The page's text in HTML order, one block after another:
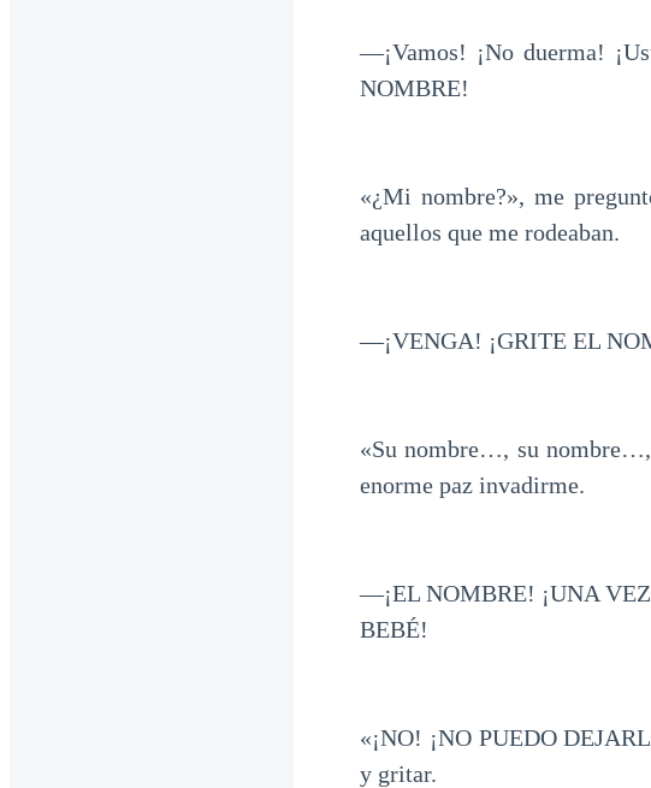
—¡Vamos! ¡No duerma!
NOMBRE!
«¿Mi nombre?», me
aquellos que me rodeaban.
—¡VENGA! ¡GRITE EL
«Su nombre…, su
enorme paz invadirme.
—¡EL NOMBRE! ¡UNA
BEBÉ!
«¡NO! ¡NO PUEDO
y gritar.